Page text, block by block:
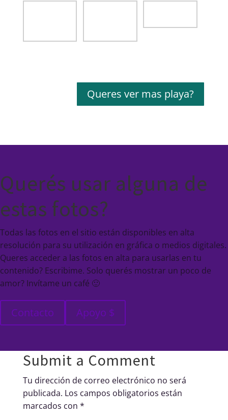
Queres ver mas playa?
Querés usar alguna de
estas fotos?
Todas las fotos en el sitio están disponibles en alta
resolución para su utilización en gráfica o medios digitales.
Queres acceder a las fotos en alta para usarlas en tu
contenido? Escribime. Solo querés mostrar un poco de
amor? Invítame un café 🙂
Contacto Apoyo $
Submit a Comment
Tu dirección de correo electrónico no será
publicada. Los campos obligatorios están
marcados con *